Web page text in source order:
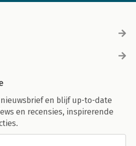
en blijf up-to-date
en recensies, inspirerende